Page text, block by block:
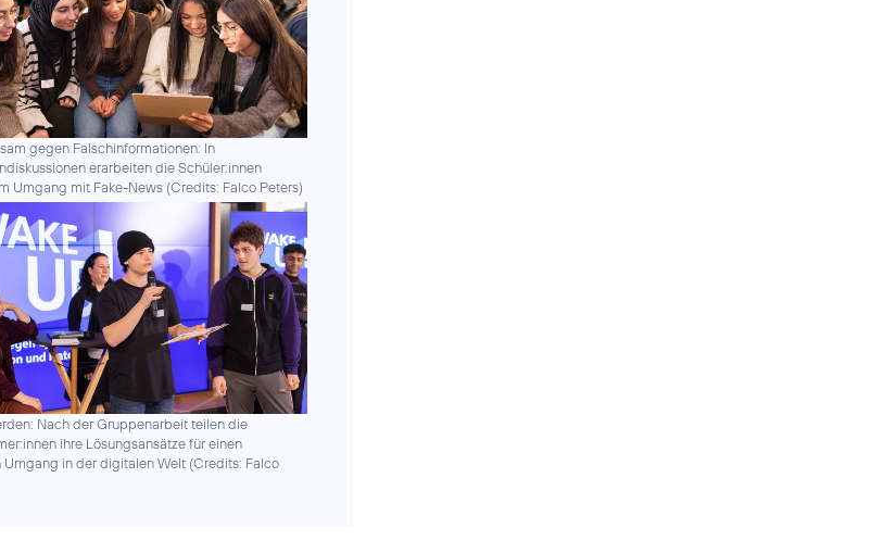
gegen Falschinformationen: In
erarbeiten die Schüler:innen
Umgang mit Fake-News (Credits: Falco Peters)
Nach der Gruppenarbeit teilen die
ihre Lösungsansätze für einen
Umgang in der digitalen Welt (Credits: Falco